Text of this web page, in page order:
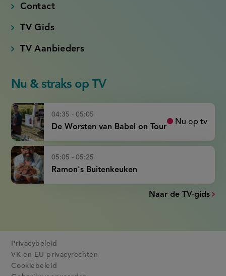
Contact
TV Gids
TV Aanbieders
Nu & straks op TV
04:35 - 05:05
De Worsten van Babel on Tour
Nu op tv
05:05 - 05:25
Ramon's Buitenkeuken
Naar de TV-gids
Privacybeleid
VK en EU privacyrechten
Cookiebeleid